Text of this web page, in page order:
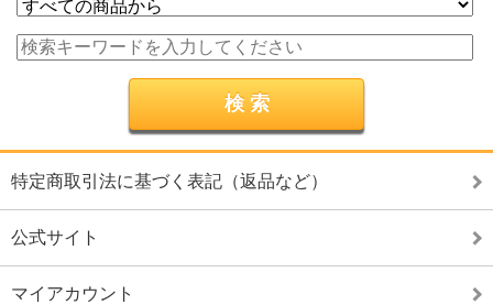
特定商取引法に基づく表記（返品など）
公式サイト
マイアカウント